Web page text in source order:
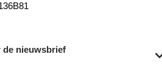
de nieuwsbrief